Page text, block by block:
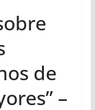
de
–